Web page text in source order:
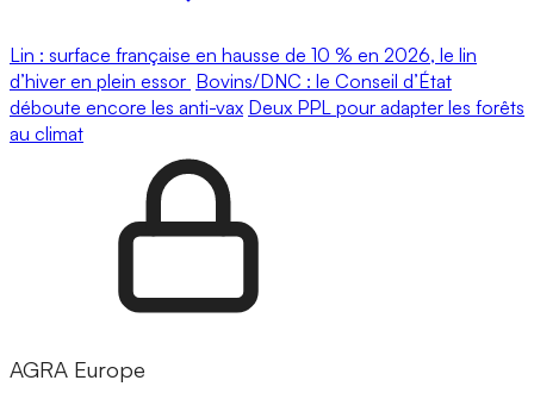
Lin : surface française en hausse de 10 % en 2026, le lin
d’hiver en plein essor Bovins/DNC : le Conseil d’État
déboute encore les anti-vax Deux PPL pour adapter les forêts
au climat
AGRA Europe